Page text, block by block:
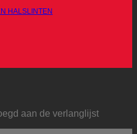
HALSLINTEN
aan de verlanglijst